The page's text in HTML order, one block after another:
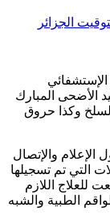
الأضحى المبارك
وكذا حروق
والإتصال
التي تم تسجيلها
للعلاج اللازم
الطبية والشبه